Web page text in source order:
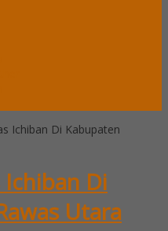
Ichiban Di Kabupaten
Ichiban Di
Utara